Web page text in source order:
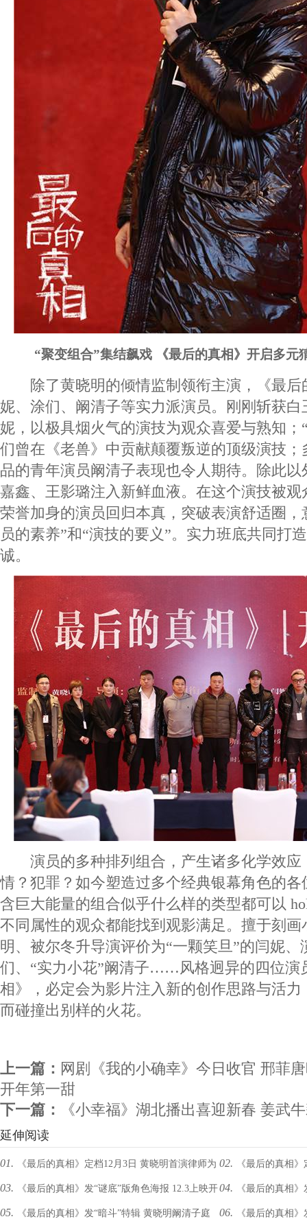
“聚变组合”集结飙戏 《最后的真相》开启多元
除了黄晓明的倾情监制领衔主演，《最后
妮、涂们、阚清子等实力派演员。刚刚斩获
妮，以极具烟火气的演技为观众喜爱与熟知；
们曾在《老兽》中贡献颠覆叛逆的顶级演技
品的青年演员阚清子表现也令人期待。除此
嘉鑫、王影璐注入新鲜血液。在这个演技被
荣誉加身的演员回归本真，突破表演舒适圈，
员的素养”和“演技的要义”。实力班底共同打
诚。
演员的多种排列组合，产生诸多化学效应
情？犯罪？如今塑造过多个经典银幕角色的
含巨大能量的组合似乎什么样的类型都可以
不同属性的观众都能找到观影满足。擅于刻
明、被尔冬升导演评价为“一颗笑旦”的闫妮、
们、“实力小花”阚清子……风格迥异的四位演
相》，必定会为影片注入新的创作思路与活
而碰撞出别样的火花。
上一篇： 网剧《我的小确幸》今日收官 邢菲
开年第一甜
下一篇：
《小幸福》湖北播出喜迎新春 姜武
延伸阅读
01. 《最后的真相》定档12月3日 黄晓明首演律师为
真相而战
02. 《最后的真相
重奏真相
03. 《最后的真相》发“谜底”版角色海报 12.3上映开
启贺岁档
04. 《最后的真相
劲”过招
05. 《最后的真相》发“暗斗”特辑 黄晓明阚清子庭 06. 《最后的真相